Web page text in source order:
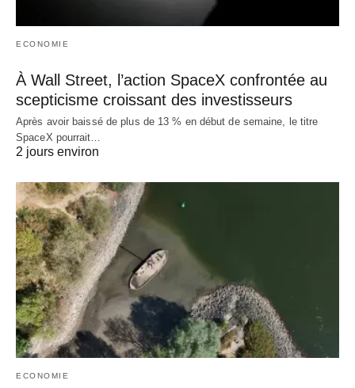
ECONOMIE
À Wall Street, l’action SpaceX confrontée au
scepticisme croissant des investisseurs
Après avoir baissé de plus de 13 % en début de semaine, le titre
SpaceX pourrait…
2 jours environ
ECONOMIE